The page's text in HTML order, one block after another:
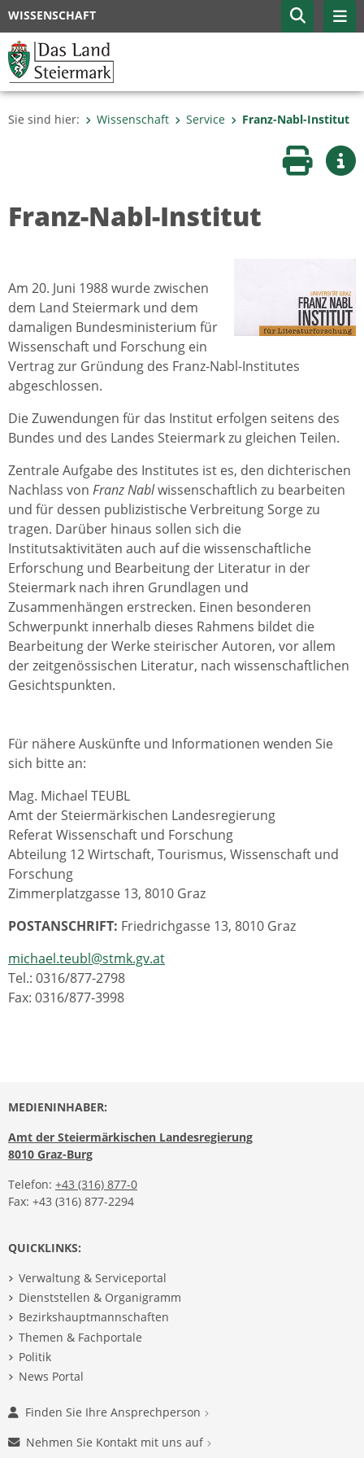
WISSENSCHAFT
Sie sind hier: Wissenschaft Service Franz-Nabl-Institut
Seite
Franz-Nabl-Institut
Am 20. Juni 1988 wurde zwischen
dem Land Steiermark und dem
damaligen Bundesministerium für
Wissenschaft und Forschung ein
Vertrag zur Gründung des Franz-Nabl-Institutes
abgeschlossen.
Die Zuwendungen für das Institut erfolgen seitens des
Bundes und des Landes Steiermark zu gleichen Teilen.
Zentrale Aufgabe des Institutes ist es, den dichterischen
Nachlass von Franz Nablwissenschaftlich zu bearbeiten
und für dessen publizistische Verbreitung Sorge zu
tragen. Darüber hinaus sollen sich die
Institutsaktivitäten auch auf die wissenschaftliche
Erforschung und Bearbeitung der Literatur in der
Steiermark nach ihren Grundlagen und
Zusammenhängen erstrecken. Einen besonderen
Schwerpunkt innerhalb dieses Rahmens bildet die
Bearbeitung der Werke steirischer Autoren, vor allem
der zeitgenössischen Literatur, nach wissenschaftlichen
Gesichtspunkten.
Für nähere Auskünfte und Informationen wenden Sie
sich bitte an:
Mag. Michael TEUBL
Amt der Steiermärkischen Landesregierung
Referat Wissenschaft und Forschung
Abteilung 12 Wirtschaft, Tourismus, Wissenschaft und
Forschung
Zimmerplatzgasse 13, 8010 Graz
POSTANSCHRIFT: Friedrichgasse 13, 8010 Graz
michael.teubl@stmk.gv.at
Tel.: 0316/877-2798
Fax: 0316/877-3998
MEDIENINHABER:
Amt der Steiermärkischen Landesregierung
8010 Graz-Burg
Telefon: +43 (316) 877-0
Fax: +43 (316) 877-2294
QUICKLINKS:
Verwaltung & Serviceportal
Dienststellen & Organigramm
Bezirkshauptmannschaften
Themen & Fachportale
Politik
News Portal
Finden Sie Ihre Ansprechperson
Nehmen Sie Kontakt mit uns auf